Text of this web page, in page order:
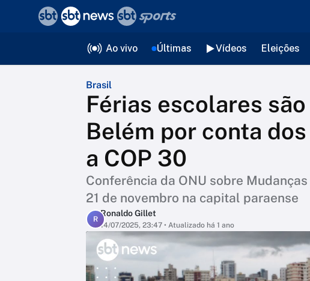
Ao vivo Últimas Vídeos Eleições
Brasil
Férias escolares
Belém por conta
a COP 30
Conferência da ONU sobre
21 de novembro na capital paraense
R
Ronaldo Gillet
14/07/2025, 23:47 • Atualizado há 1 ano
voltar
Editorias